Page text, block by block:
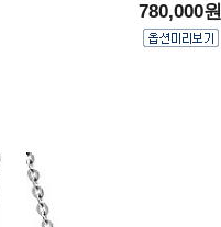
780,000원